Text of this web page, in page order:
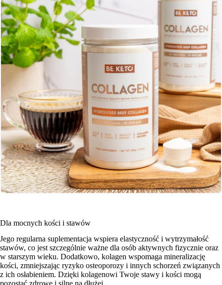
Dla mocnych kości i stawów
Jego regularna suplementacja wspiera elastyczność i wytrzymałość
stawów, co jest szczególnie ważne dla osób aktywnych fizycznie oraz
w starszym wieku. Dodatkowo, kolagen wspomaga mineralizację
kości, zmniejszając ryzyko osteoporozy i innych schorzeń związanych
z ich osłabieniem. Dzięki kolagenowi Twoje stawy i kości mogą